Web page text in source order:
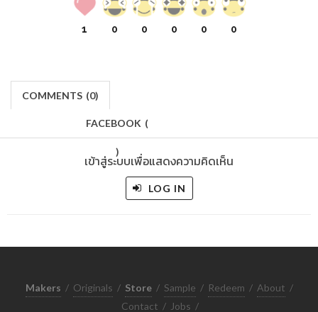
1 0 0 0 0 0
COMMENTS (0)
FACEBOOK (
)
เข้าสู่ระบบเพื่อแสดงความคิดเห็น
LOG IN
Makers / Originals / Store / Sample / Redeem / About /
Contact / Jobs /